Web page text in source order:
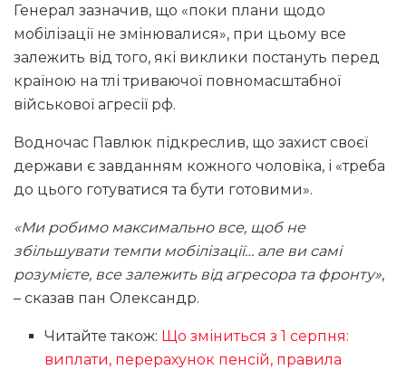
Генерал зазначив, що «поки плани щодо
мобілізації не змінювалися», при цьому все
залежить від того, які виклики постануть перед
країною на тлі триваючої повномасштабної
військової агресії рф.
Водночас Павлюк підкреслив, що захист своєї
держави є завданням кожного чоловіка, і «треба
до цього готуватися та бути готовими».
«Ми робимо максимально все, щоб не
збільшувати темпи мобілізації… але ви самі
розумієте, все залежить від агресора та фронту»,
– сказав пан Олександр.
Читайте також: Що зміниться з 1 серпня:
виплати, перерахунок пенсій, правила